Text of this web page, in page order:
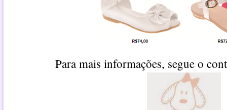
Para mais informações, segue o